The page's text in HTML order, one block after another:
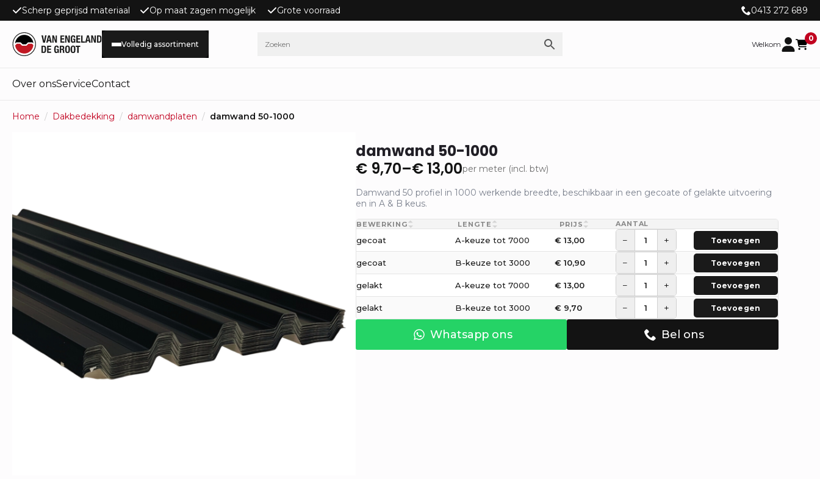
Scherp geprijsd materiaal Op maat zagen mogelijk Grote voorraad 0413 272 689
Volledig assortiment Welkom
0
Over onsServiceContact
Home Dakbedekking damwandplaten damwand 50-1000
damwand 50-1000
€9,70–€13,00
Prijsklasse:
€ 9,70
tot
€ 13,00
per meter (incl. btw)
Damwand 50 profiel in 1000 werkende breedte, beschikbaar in een gecoate of gelakte uitvoering
en in A & B keus.
BEWERKING LENGTE PRIJS AANTAL
gecoat A-keuze tot 7000 €13,00 − + Toevoegen
gecoat B-keuze tot 3000 €10,90 − + Toevoegen
gelakt A-keuze tot 7000 €13,00 − + Toevoegen
gelakt B-keuze tot 3000 €9,70 − + Toevoegen
Whatsapp ons Bel ons